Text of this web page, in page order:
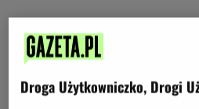
Droga Użytkowniczko, Drogi